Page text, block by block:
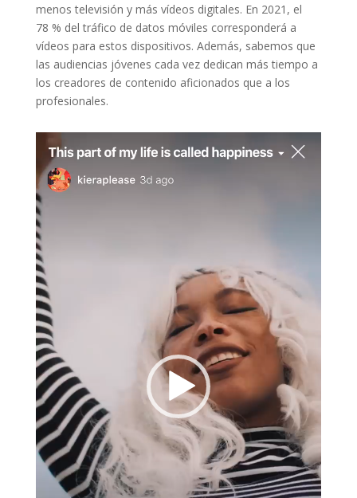
menos televisión y más vídeos digitales. En 2021, el
78 % del tráfico de datos móviles corresponderá a
vídeos para estos dispositivos. Además, sabemos que
las audiencias jóvenes cada vez dedican más tiempo a
los creadores de contenido aficionados que a los
profesionales.
vídeo